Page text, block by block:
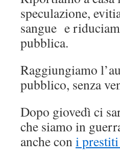
speculazione,
sangue e
pubblica.
Raggiungiamo
pubblico, senza
Dopo giovedì ci
che siamo in
anche coni